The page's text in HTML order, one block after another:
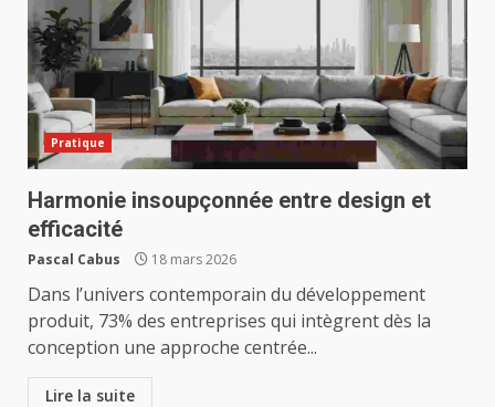
Pratique
Harmonie insoupçonnée entre design et
efficacité
Pascal Cabus 18 mars 2026
Dans l’univers contemporain du développement
produit, 73% des entreprises qui intègrent dès la
conception une approche centrée...
Lire la suite